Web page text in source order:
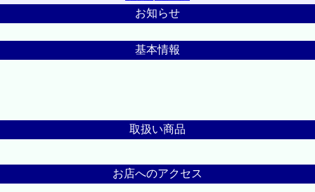
お知らせ
基本情報
取扱い商品
お店へのアクセス